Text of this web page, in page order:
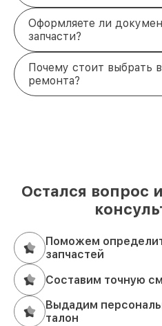
Оформляете ли
запчасти?
Почему стоит выбрать
ремонта?
Остался вопрос
Поможем
запчастей
Составим точную
Выдадим
талон